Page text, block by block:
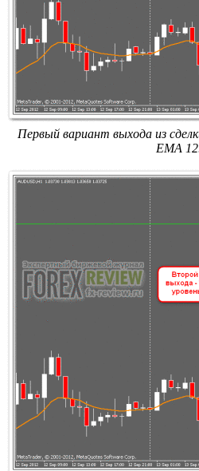
Первый вариант выхода из
EMA